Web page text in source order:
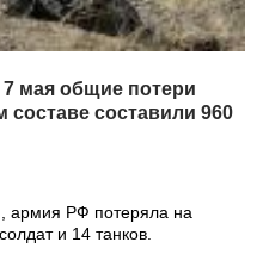
мая общие потери
составили 960
армия РФ потеряла на
и 14 танков.